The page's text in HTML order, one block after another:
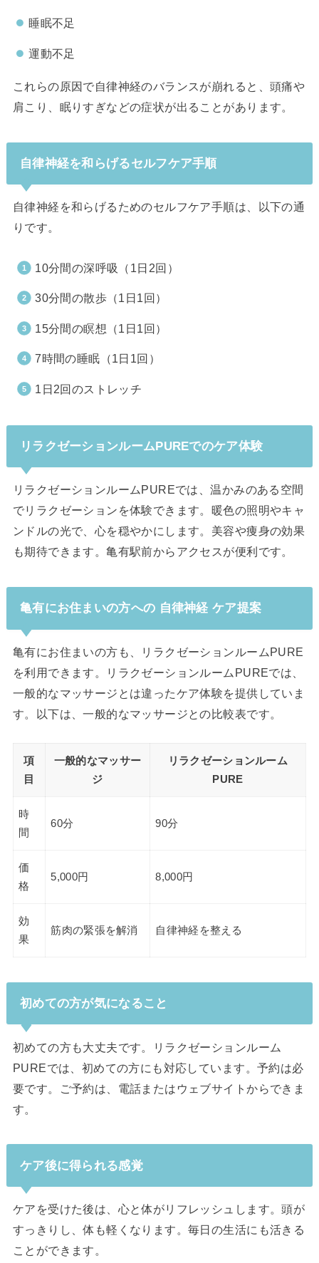
睡眠不足
運動不足
これらの原因で自律神経のバランスが崩れると、頭痛や
肩こり、眠りすぎなどの症状が出ることがあります。
自律神経を和らげるセルフケア手順
自律神経を和らげるためのセルフケア手順は、以下の通
りです。
10分間の深呼吸（1日2回）
30分間の散歩（1日1回）
15分間の瞑想（1日1回）
7時間の睡眠（1日1回）
1日2回のストレッチ
リラクゼーションルームPUREでのケア体験
リラクゼーションルームPUREでは、温かみのある空間
でリラクゼーションを体験できます。暖色の照明やキャ
ンドルの光で、心を穏やかにします。美容や痩身の効果
も期待できます。亀有駅前からアクセスが便利です。
亀有にお住まいの方への 自律神経 ケア提案
亀有にお住まいの方も、リラクゼーションルームPURE
を利用できます。リラクゼーションルームPUREでは、
一般的なマッサージとは違ったケア体験を提供していま
す。以下は、一般的なマッサージとの比較表です。
項
目
一般的なマッサー
ジ
リラクゼーションルーム
PURE
時
間
60分 90分
価
格
5,000円 8,000円
効
果
筋肉の緊張を解消 自律神経を整える
初めての方が気になること
初めての方も大丈夫です。リラクゼーションルーム
PUREでは、初めての方にも対応しています。予約は必
要です。ご予約は、電話またはウェブサイトからできま
す。
ケア後に得られる感覚
ケアを受けた後は、心と体がリフレッシュします。頭が
すっきりし、体も軽くなります。毎日の生活にも活きる
ことができます。